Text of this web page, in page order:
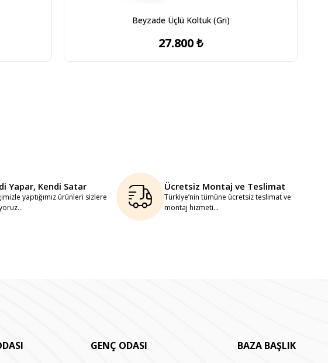
Beyzade Üçlü Koltuk (Gri)
27.800 ₺
Yapar, Kendi Satar
yaptığımız ürünleri sizlere
Ücretsiz Montaj ve Teslimat
Türkiye’nin tümüne ücretsiz teslimat ve
montaj hizmeti...
GENÇ ODASI BAZA BAŞLIK